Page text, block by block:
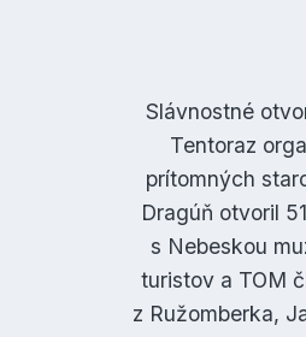
Slávnostné
Tentoraz
prítomných
Dragúň otvoril
s Nebeskou
turistov a TOM
z Ružomberka,